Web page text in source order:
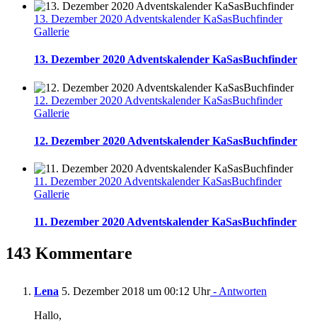
13. Dezember 2020 Adventskalender KaSasBuchfinder
Gallerie
13. Dezember 2020 Adventskalender KaSasBuchfinder
12. Dezember 2020 Adventskalender KaSasBuchfinder
Gallerie
12. Dezember 2020 Adventskalender KaSasBuchfinder
11. Dezember 2020 Adventskalender KaSasBuchfinder
Gallerie
11. Dezember 2020 Adventskalender KaSasBuchfinder
143 Kommentare
Lena 5. Dezember 2018 um 00:12 Uhr- Antworten
Hallo,